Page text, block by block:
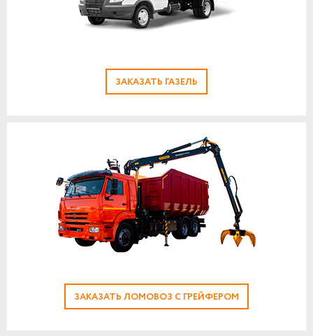
ЗАКАЗАТЬ ГАЗЕЛЬ
ЗАКАЗАТЬ ЛОМОВОЗ С ГРЕЙФЕРОМ